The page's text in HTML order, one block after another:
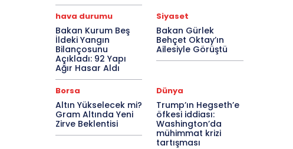
hava durumu
Bakan Kurum Beş
İldeki Yangın
Bilançosunu
Açıkladı: 92 Yapı
Ağır Hasar Aldı
Siyaset
Bakan Gürlek
Behçet Oktay’ın
Ailesiyle Görüştü
Borsa
Altın Yükselecek mi?
Gram Altında Yeni
Zirve Beklentisi
Dünya
Trump’ın Hegseth’e
öfkesi iddiası:
Washington’da
mühimmat krizi
tartışması